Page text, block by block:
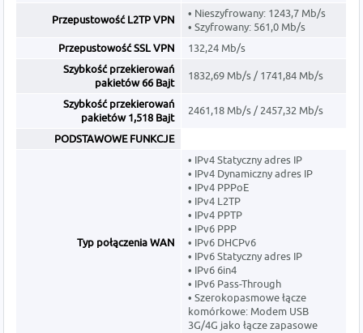
Przepustowość L2TP VPN
• Nieszyfrowany: 1243,7 Mb/s
• Szyfrowany: 561,0 Mb/s
Przepustowość SSL VPN
132,24 Mb/s
Szybkość przekierowań
pakietów 66 Bajt
1832,69 Mb/s / 1741,84 Mb/s
Szybkość przekierowań
pakietów 1,518 Bajt
2461,18 Mb/s / 2457,32 Mb/s
PODSTAWOWE FUNKCJE
Typ połączenia WAN
• IPv4 Statyczny adres IP
• IPv4 Dynamiczny adres IP
• IPv4 PPPoE
• IPv4 L2TP
• IPv4 PPTP
• IPv6 PPP
• IPv6 DHCPv6
• IPv6 Statyczny adres IP
• IPv6 6in4
• IPv6 Pass-Through
• Szerokopasmowe łącze
komórkowe: Modem USB
3G/4G jako łącze zapasowe